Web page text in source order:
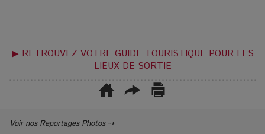
▶ RETROUVEZ VOTRE GUIDE TOURISTIQUE POUR LES
LIEUX DE SORTIE
Voir nos Reportages Photos ⇢